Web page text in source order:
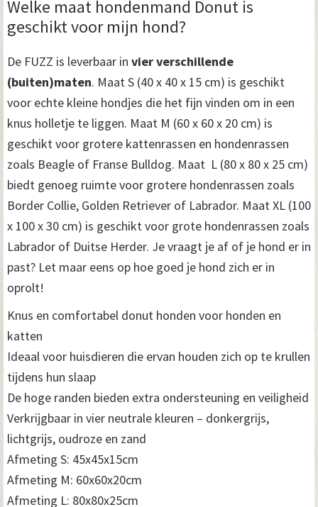
n
a
l
Welke maat hondenmand Donut is
geschikt voor mijn hond?
De FUZZ is leverbaar in vier verschillende
(buiten)maten. Maat S (40 x 40 x 15 cm) is geschikt
voor echte kleine hondjes die het fijn vinden om in een
knus holletje te liggen. Maat M (60 x 60 x 20 cm) is
geschikt voor grotere kattenrassen en hondenrassen
zoals Beagle of Franse Bulldog. Maat L (80 x 80 x 25 cm)
biedt genoeg ruimte voor grotere hondenrassen zoals
Border Collie, Golden Retriever of Labrador. Maat XL (100
x 100 x 30 cm) is geschikt voor grote hondenrassen zoals
Labrador of Duitse Herder. Je vraagt je af of je hond er in
past? Let maar eens op hoe goed je hond zich er in
oprolt!
Knus en comfortabel donut honden voor honden en
katten
Ideaal voor huisdieren die ervan houden zich op te krullen
tijdens hun slaap
De hoge randen bieden extra ondersteuning en veiligheid
Verkrijgbaar in vier neutrale kleuren – donkergrijs,
lichtgrijs, oudroze en zand
Afmeting S: 45x45x15cm
Afmeting M: 60x60x20cm
Afmeting L: 80x80x25cm